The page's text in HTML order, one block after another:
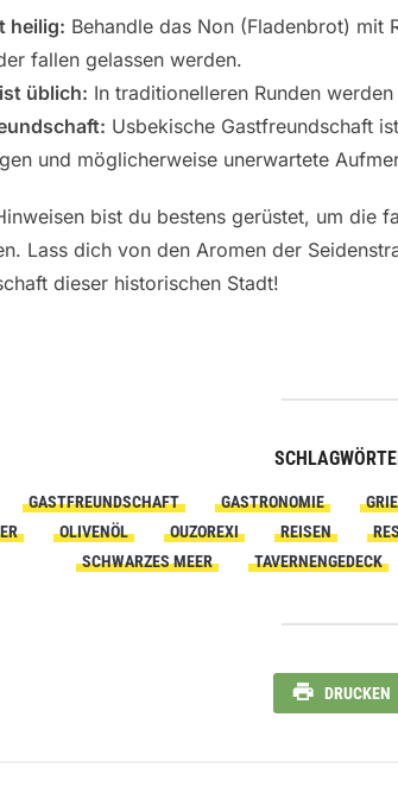
heilig: Behandle das Non (Fladenbrot) mit
fallen gelassen werden.
üblich: In traditionelleren Runden
Usbekische Gastfreundschaft
und möglicherweise unerwartete
bist du bestens gerüstet, um die
Lass dich von den Aromen der
dieser historischen Stadt!
GASTFREUNDSCHAFT GASTRONOMIE
OLIVENÖL OUZOREXI REISEN
SCHWARZES MEER
TAVERNENGEDECK
DRUCKEN